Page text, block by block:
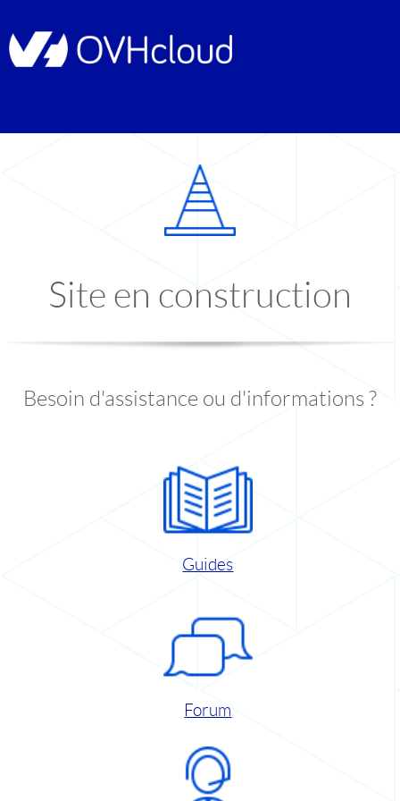
Site en construction
Besoin d'assistance ou d'informations ?
Guides
Forum